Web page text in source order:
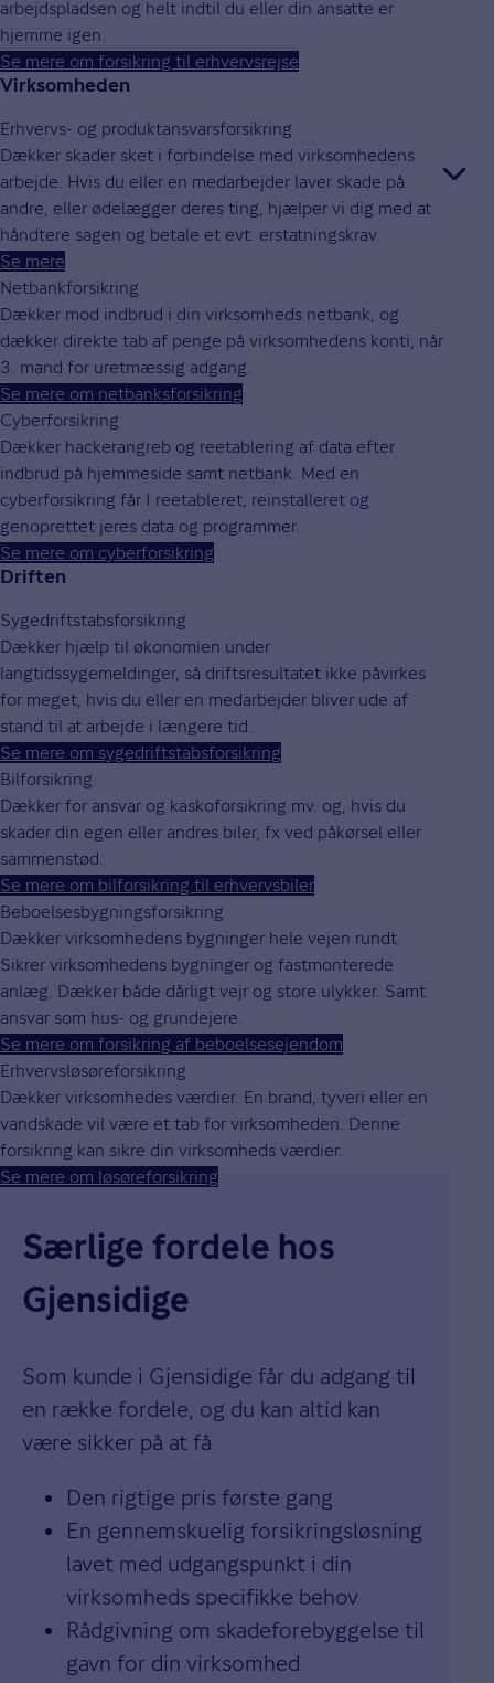
arbejdspladsen og helt indtil du eller din ansatte er
hjemme igen.
Se mere om forsikring til erhvervsrejse
Virksomheden
Erhvervs- og produktansvarsforsikring
Dækker skader sket i forbindelse med virksomhedens
arbejde. Hvis du eller en medarbejder laver skade på
andre, eller ødelægger deres ting, hjælper vi dig med at
håndtere sagen og betale et evt. erstatningskrav.
Se mere
Netbankforsikring
Dækker mod indbrud i din virksomheds netbank, og
dækker direkte tab af penge på virksomhedens konti, når
3. mand for uretmæssig adgang.
Se mere om netbanksforsikring
Cyberforsikring
Dækker hackerangreb og reetablering af data efter
indbrud på hjemmeside samt netbank. Med en
cyberforsikring får I reetableret, reinstalleret og
genoprettet jeres data og programmer.
Se mere om cyberforsikring
Driften
Sygedriftstabsforsikring
Dækker hjælp til økonomien under
langtidssygemeldinger, så driftsresultatet ikke påvirkes
for meget, hvis du eller en medarbejder bliver ude af
stand til at arbejde i længere tid.
Se mere om sygedriftstabsforsikring
Bilforsikring
Dækker for ansvar og kaskoforsikring mv. og, hvis du
skader din egen eller andres biler, fx ved påkørsel eller
sammenstød.
Se mere om bilforsikring til erhvervsbiler
Beboelsesbygningsforsikring
Dækker virksomhedens bygninger hele vejen rundt.
Sikrer virksomhedens bygninger og fastmonterede
anlæg. Dækker både dårligt vejr og store ulykker. Samt
ansvar som hus- og grundejere.
Se mere om forsikring af beboelsesejendom
Erhvervsløsøreforsikring
Dækker virksomhedes værdier. En brand, tyveri eller en
vandskade vil være et tab for virksomheden. Denne
forsikring kan sikre din virksomheds værdier.
Se mere om løsøreforsikring
Særlige fordele hos
Gjensidige
Som kunde i Gjensidige får du adgang til
en række fordele, og du kan altid kan
være sikker på at få
Den rigtige pris første gang
En gennemskuelig forsikringsløsning
lavet med udgangspunkt i din
virksomheds specifikke behov
Rådgivning om skadeforebyggelse til
gavn for din virksomhed